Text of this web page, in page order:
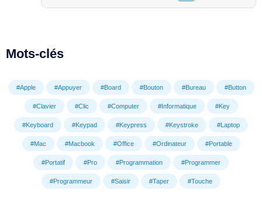
Mots-clés
#Apple #Appuyer #Board #Bouton #Bureau #Button
#Clavier #Clic #Computer #Informatique #Key
#Keyboard #Keypad #Keypress #Keystroke #Laptop
#Mac #Macbook #Office #Ordinateur #Portable
#Portatif #Pro #Programmation #Programmer
#Programmeur #Saisir #Taper #Touche